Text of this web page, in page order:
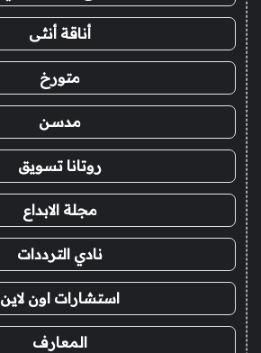
أناقة أنثى
متورخ
مدسن
روتانا تسويق
مجلة الابداع
نادي الترددات
استشارات اون لاين
المعارف